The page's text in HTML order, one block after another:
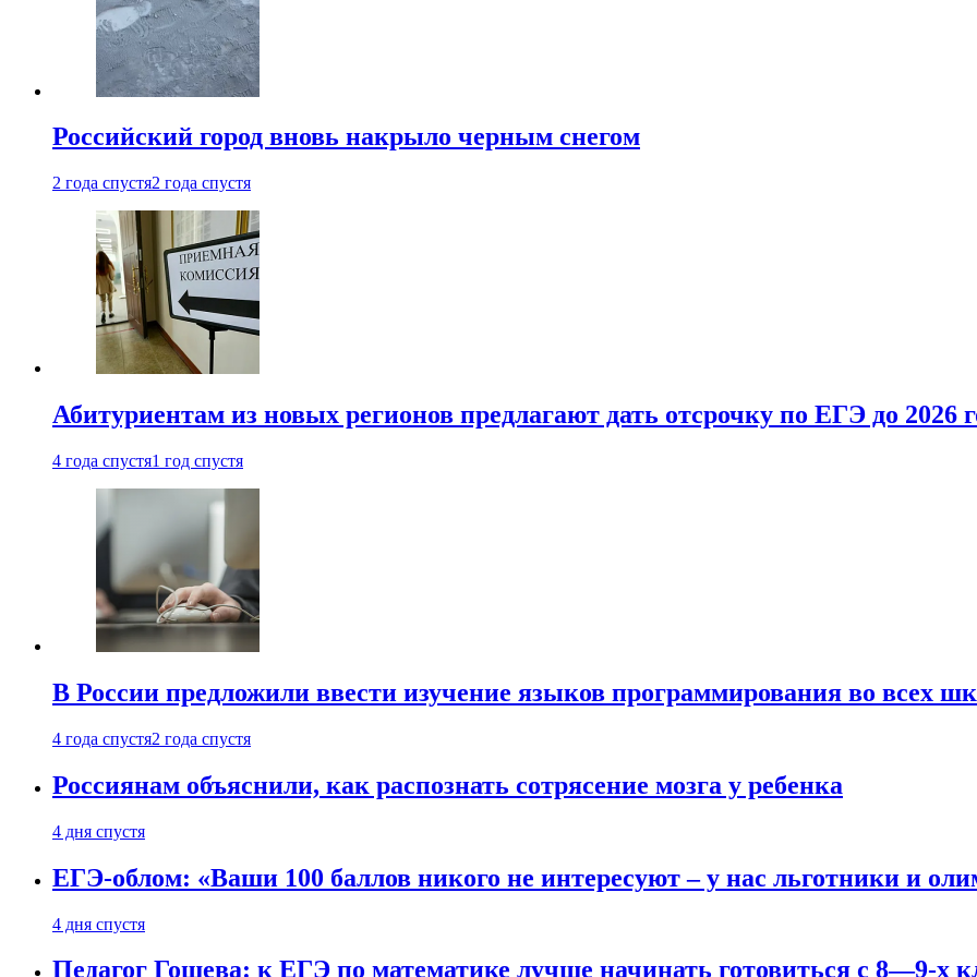
Российский город вновь накрыло черным снегом
2 года спустя2 года спустя
Абитуриентам из новых регионов предлагают дать отсрочку по ЕГЭ до 2026
4 года спустя1 год спустя
В России предложили ввести изучение языков программирования во всех
4 года спустя2 года спустя
Россиянам объяснили, как распознать сотрясение мозга у ребенка
4 дня спустя
ЕГЭ-облом: «Ваши 100 баллов никого не интересуют – у нас льготники и
4 дня спустя
Педагог Гошева: к ЕГЭ по математике лучше начинать готовиться с 8—9-х